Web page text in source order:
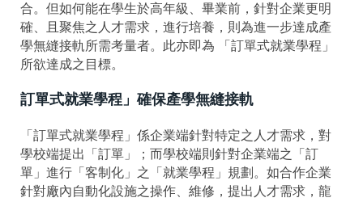
合。但如何能在學生於高年級、畢業前，針對企業更明
確、且聚焦之人才需求，進行培養，則為進一步達成產
學無縫接軌所需考量者。此亦即為 「訂單式就業學程」
所欲達成之目標。
訂單式就業學程」確保產學無縫接軌
「訂單式就業學程」係企業端針對特定之人才需求，對
學校端提出「訂單」；而學校端則針對企業端之「訂
單」進行「客制化」之「就業學程」規劃。如合作企業
針對廠內自動化設施之操作、維修，提出人才需求，龍